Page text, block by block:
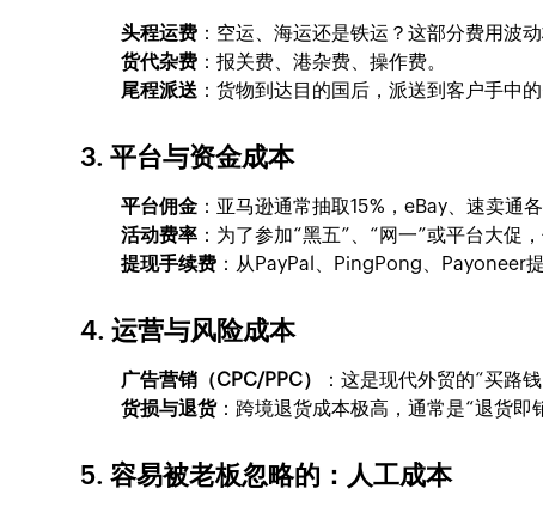
头程运费 ：空运、海运还是铁运？这部分费用波动
货代杂费 ：报关费、港杂费、操作费。
尾程派送 ：货物到达目的国后，派送到客户手中
3. 平台与资金成本
平台佣金 ：亚马逊通常抽取15%，eBay、速卖通各
活动费率 ：为了参加“黑五”、“网一”或平台大促
提现手续费 ：从PayPal、PingPong、Payoneer
4. 运营与风险成本
广告营销（CPC/PPC）
：这是现代外贸的“买路
货损与退货：跨境退货成本极高，通常是“退货即
5. 容易被老板忽略的：人工成本